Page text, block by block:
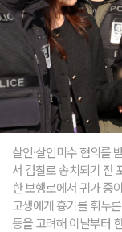
살인·살인미수 혐의를
서 검찰로 송치되기 전
한 보행로에서 귀가 중
고생에게 흉기를 휘두
등을 고려해 이날부터